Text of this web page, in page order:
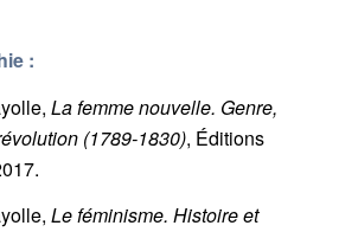
:
La femme nouvelle. Genre,
(1789-1830), Éditions
Le féminisme. Histoire et